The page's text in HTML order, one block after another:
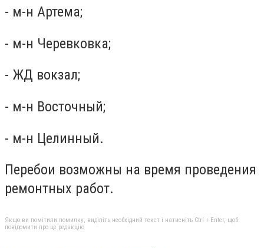
- м-н Артема;
- м-н Черевковка;
- ЖД вокзал;
- м-н Восточный;
- м-н Целинный.
Перебои возможны на время проведения
ремонтных работ.
Якщо ви помітили помилку, виділіть необхідний текст і натисніть Ctrl + Enter, щоб
повідомити про це редакцію